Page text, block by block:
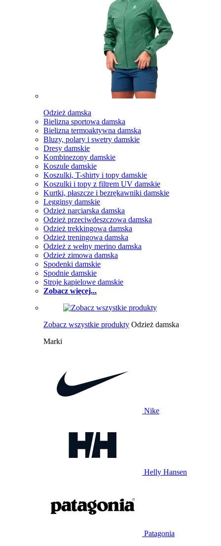
Odzież damska
Bielizna sportowa damska
Bielizna termoaktywna damska
Bluzy, polary i swetry damskie
Dresy damskie
Kombinezony damskie
Koszule damskie
Koszulki, T-shirty i topy damskie
Koszulki i topy z filtrem UV damskie
Kurtki, płaszcze i bezrękawniki damskie
Legginsy damskie
Odzież narciarska damska
Odzież przeciwdeszczowa damska
Odzież trekkingowa damska
Odzież treningowa damska
Odzież z wełny merino damska
Odzież zimowa damska
Spodenki damskie
Spodnie damskie
Stroje kąpielowe damskie
Zobacz więcej...
Zobacz wszystkie produkty Odzież damska
Marki
Nike
Helly Hansen
Patagonia